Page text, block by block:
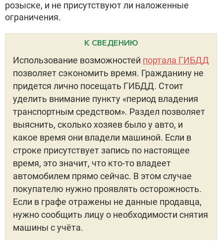
розыске, и не присутствуют ли наложенные
ограничения.
К СВЕДЕНИЮ
Использование возможностей портала ГИБДД
позволяет сэкономить время. Гражданину не
придется лично посещать ГИБДД. Стоит
уделить внимание пункту «период владения
транспортным средством». Раздел позволяет
выяснить, сколько хозяев было у авто, и
какое время они владели машиной. Если в
строке присутствует запись по настоящее
время, это значит, что кто-то владеет
автомобилем прямо сейчас. В этом случае
покупателю нужно проявлять осторожность.
Если в графе отражены не данные продавца,
нужно сообщить лицу о необходимости снятия
машины с учёта.